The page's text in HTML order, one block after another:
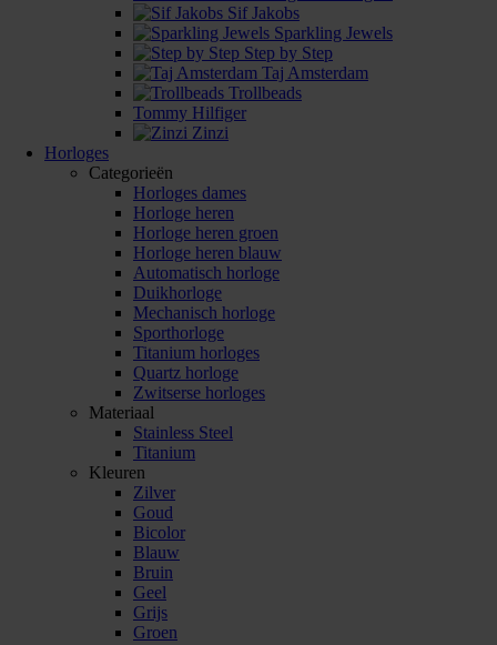
Sif Jakobs
Sparkling Jewels
Step by Step
Taj Amsterdam
Trollbeads
Tommy Hilfiger
Zinzi
Horloges
Categorieën
Horloges dames
Horloge heren
Horloge heren groen
Horloge heren blauw
Automatisch horloge
Duikhorloge
Mechanisch horloge
Sporthorloge
Titanium horloges
Quartz horloge
Zwitserse horloges
Materiaal
Stainless Steel
Titanium
Kleuren
Zilver
Goud
Bicolor
Blauw
Bruin
Geel
Grijs
Groen